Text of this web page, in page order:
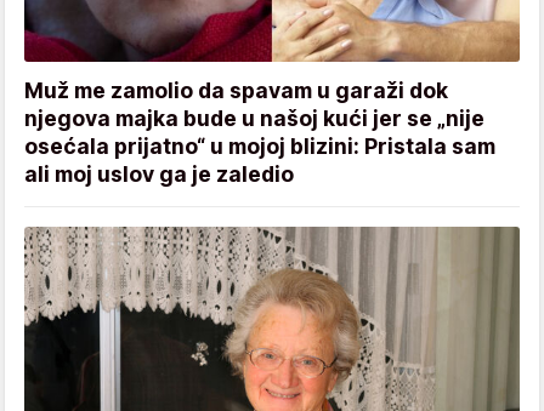
Muž me zamolio da spavam u garaži dok
njegova majka bude u našoj kući jer se „nije
osećala prijatno“ u mojoj blizini: Pristala sam
ali moj uslov ga je zaledio